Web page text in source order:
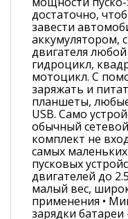
достаточно,
завести
аккумулятором,
двигателя
гидроцикл,
мотоцикл. С
заряжать и
планшеты,
USB. Само
обычный
комплект не
самых
пусковых
двигателей до
малый вес,
применения •
зарядки батареи